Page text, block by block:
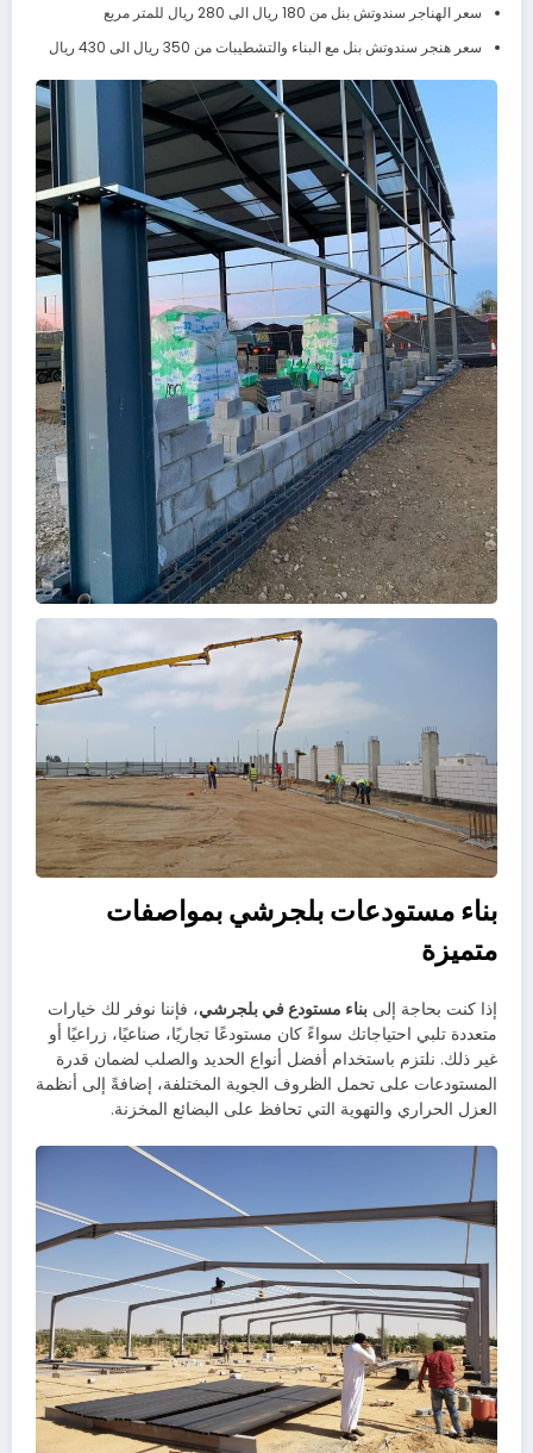
سعر الهناجر سندوتش بنل من 180 ريال الى 280 ريال للمتر مربع
سعر هنجر سندوتش بنل مع البناء والتشطيبات من 350 ريال الى 430 ريال
بناء مستودعات بلجرشي بمواصفات
متميزة
إذا كنت بحاجة إلى بناء مستودع في بلجرشي، فإننا نوفر لك خيارات
متعددة تلبي احتياجاتك سواءً كان مستودعًا تجاريًا، صناعيًا، زراعيًا أو
غير ذلك. نلتزم باستخدام أفضل أنواع الحديد والصلب لضمان قدرة
المستودعات على تحمل الظروف الجوية المختلفة، إضافةً إلى أنظمة
العزل الحراري والتهوية التي تحافظ على البضائع المخزنة.